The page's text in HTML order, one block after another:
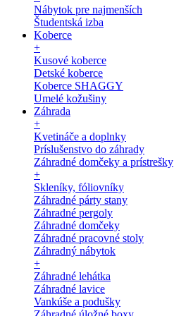
Nábytok pre najmenších
Študentská izba
Koberce
+
Kusové koberce
Detské koberce
Koberce SHAGGY
Umelé kožušiny
Záhrada
+
Kvetináče a doplnky
Príslušenstvo do záhrady
Záhradné domčeky a prístrešky
+
Skleníky, fóliovníky
Záhradné párty stany
Záhradné pergoly
Záhradné domčeky
Záhradné pracovné stoly
Záhradný nábytok
+
Záhradné lehátka
Záhradné lavice
Vankúše a podušky